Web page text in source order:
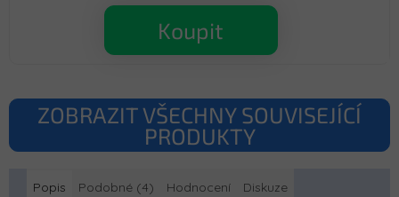
Koupit
ZOBRAZIT VŠECHNY SOUVISEJÍCÍ
PRODUKTY
Popis Podobné (4) Hodnocení Diskuze